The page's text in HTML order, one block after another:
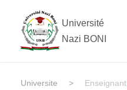
Université
Nazi BONI
Universite > Enseignant